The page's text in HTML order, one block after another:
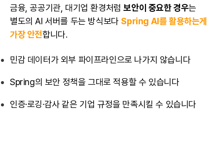
금융, 공공기관, 대기업 환경처럼보안이 중요한 경우는
별도의 AI 서버를 두는 방식보다 Spring AI를 활용하는게
가장 안전합니다.
민감 데이터가 외부 파이프라인으로 나가지 않습니다
Spring의 보안 정책을 그대로 적용할 수 있습니다
인증·로깅·감사 같은 기업 규정을 만족시킬 수 있습니다